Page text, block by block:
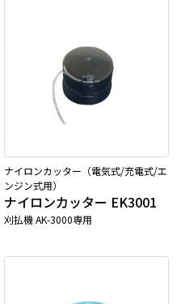
ナイロンカッター（電気式/充電式/エ
ンジン式用）
ナイロンカッター EK3001
刈払機 AK-3000専用